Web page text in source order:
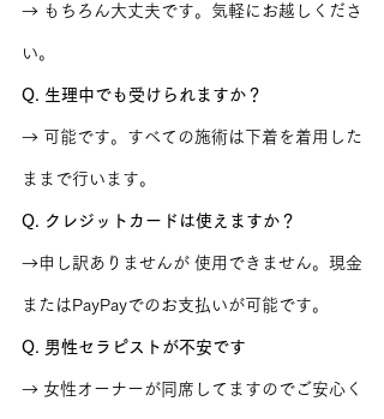
→ もちろん大丈夫です。気軽にお越しくださ
い。
Q. 生理中でも受けられますか？
→ 可能です。すべての施術は下着を着用した
ままで行います。
Q. クレジットカードは使えますか？
→申し訳ありませんが 使用できません。現金
またはPayPayでのお支払いが可能です。
Q. 男性セラピストが不安です
→ 女性オーナーが同席してますのでご安心く